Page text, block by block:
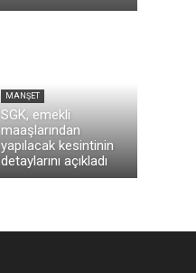
MANŞET
SGK, emekli
maaşlarından
yapılacak kesintinin
detaylarını açıkladı